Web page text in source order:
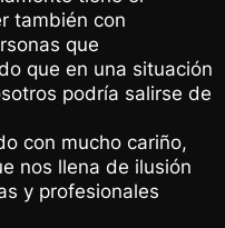
también con
que
que en una situación
podría salirse de
con mucho cariño,
nos llena de ilusión
y profesionales